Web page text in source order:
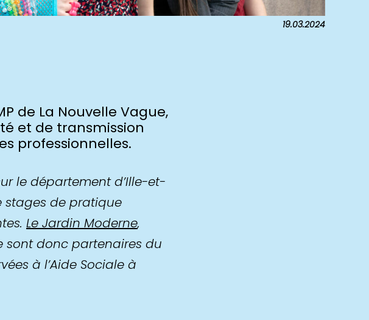
19.03.2024
de La Nouvelle Vague,
et de transmission
professionnelles.
le département d’Ille-et-
stages de pratique
Le Jardin Moderne,
sont donc partenaires du
à l’Aide Sociale à